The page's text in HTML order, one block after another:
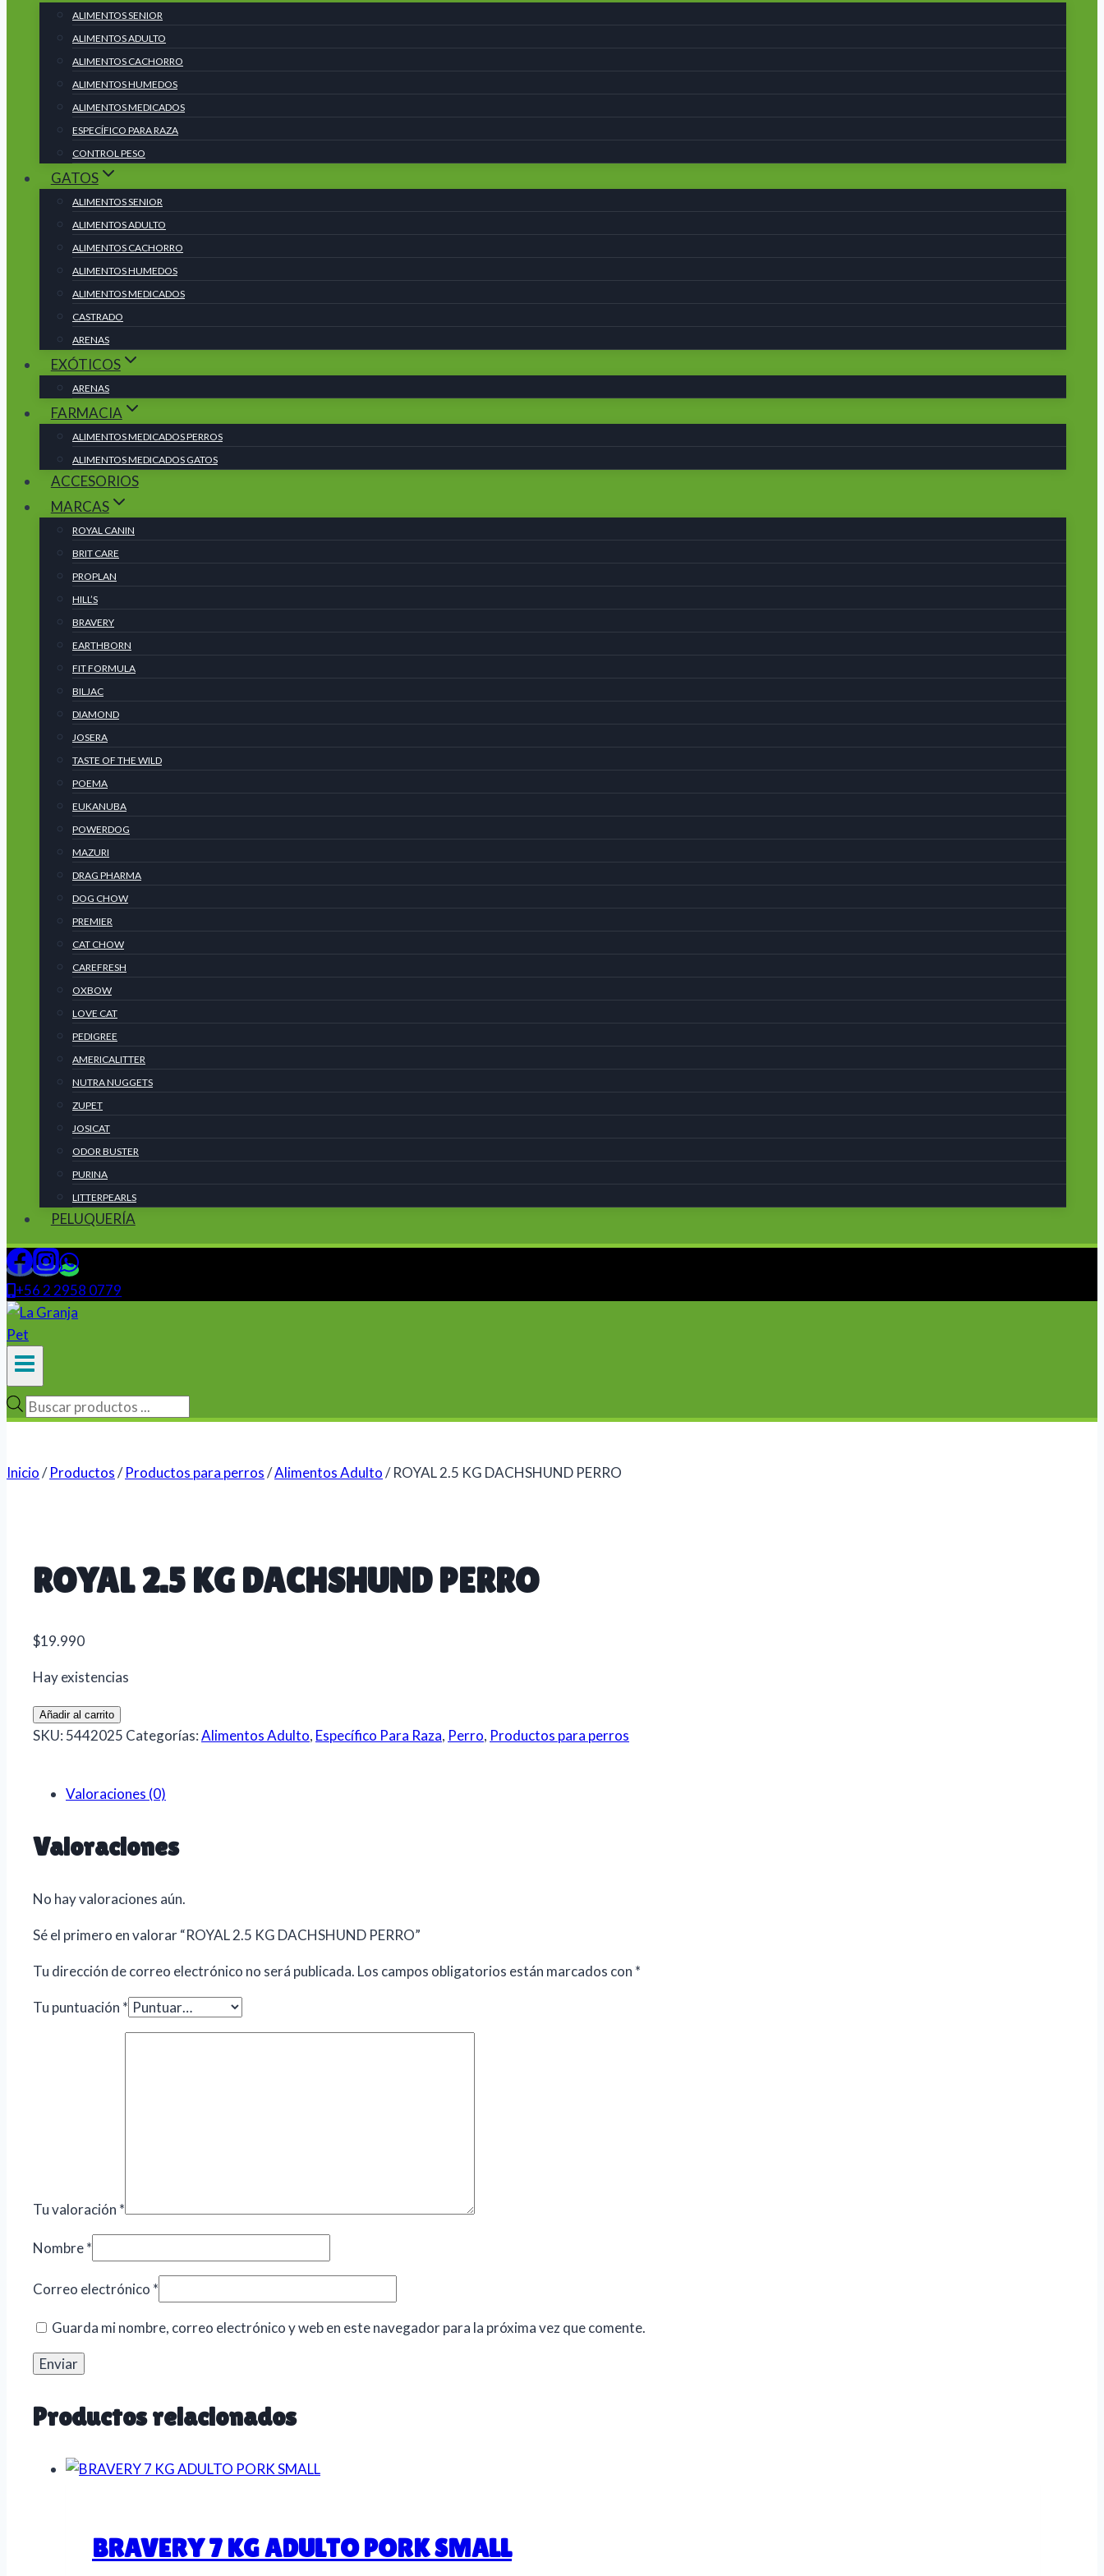
ALIMENTOS SENIOR
ALIMENTOS ADULTO
ALIMENTOS CACHORRO
ALIMENTOS HUMEDOS
ALIMENTOS MEDICADOS
ESPECÍFICO PARA RAZA
CONTROL PESO
GATOS
ALIMENTOS SENIOR
ALIMENTOS ADULTO
ALIMENTOS CACHORRO
ALIMENTOS HUMEDOS
ALIMENTOS MEDICADOS
CASTRADO
ARENAS
EXÓTICOS
ARENAS
FARMACIA
ALIMENTOS MEDICADOS PERROS
ALIMENTOS MEDICADOS GATOS
ACCESORIOS
MARCAS
ROYAL CANIN
BRIT CARE
PROPLAN
HILL’S
BRAVERY
EARTHBORN
FIT FORMULA
BILJAC
DIAMOND
JOSERA
TASTE OF THE WILD
POEMA
EUKANUBA
POWERDOG
MAZURI
DRAG PHARMA
DOG CHOW
PREMIER
CAT CHOW
CAREFRESH
OXBOW
LOVE CAT
PEDIGREE
AMERICALITTER
NUTRA NUGGETS
ZUPET
JOSICAT
ODOR BUSTER
PURINA
LITTERPEARLS
PELUQUERÍA
+56 2 2958 0779
Búsqueda
Inicio/ Productos/ Productos para perros/Alimentos Adulto/ ROYAL 2.5 KG DACHSHUND PERRO
ROYAL 2.5 KG DACHSHUND PERRO
$19.990
Hay existencias
ROYAL
2.5
PERRO
Añadir al carrito
SKU: 5442025 Categorías:Alimentos Adulto, Específico Para Raza, Perro, Productos para perros
Valoraciones (0)
Valoraciones
No hay valoraciones aún.
Sé el primero en valorar “ROYAL 2.5 KG DACHSHUND PERRO”
Tu dirección de correo electrónico no será publicada. Los campos obligatorios están marcados con *
Tu puntuación *
Tu valoración *
Nombre*
Correo electrónico *
Guarda mi nombre, correo electrónico y web en este navegador para la próxima vez que comente.
Productos relacionados
BRAVERY 7 KG ADULTO PORK SMALL